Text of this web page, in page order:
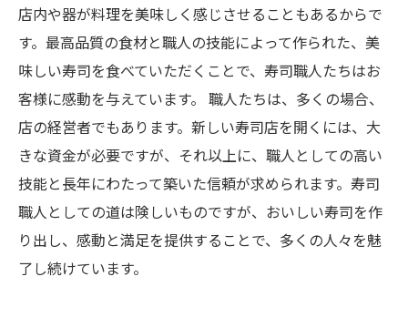
店内や器が料理を美味しく感じさせることもあるからで
す。最高品質の食材と職人の技能によって作られた、美
味しい寿司を食べていただくことで、寿司職人たちはお
客様に感動を与えています。 職人たちは、多くの場合、
店の経営者でもあります。新しい寿司店を開くには、大
きな資金が必要ですが、それ以上に、職人としての高い
技能と長年にわたって築いた信頼が求められます。寿司
職人としての道は険しいものですが、おいしい寿司を作
り出し、感動と満足を提供することで、多くの人々を魅
了し続けています。